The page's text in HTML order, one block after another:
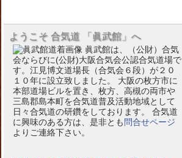
ようこそ 合気道 「眞武館」へ
眞武館は、（公財）合気
会ならびに(公財)大阪合気会公認合気道場で
す。江見博文道場長（合気会６段）が２０
１０年に設立致しました。 大阪の枚方市に
本部道場ビルを置き、枚方、高槻の両市や
三島郡島本町を合気道普及活動地域として
日々合気道の研鑽をしております。 合気道
に興味のある方は、是非とも 問合せページ
よりご連絡下さい。